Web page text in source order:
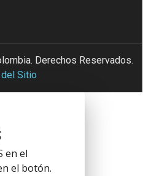
Derechos Reservados.
del Sitio
en el
el botón.